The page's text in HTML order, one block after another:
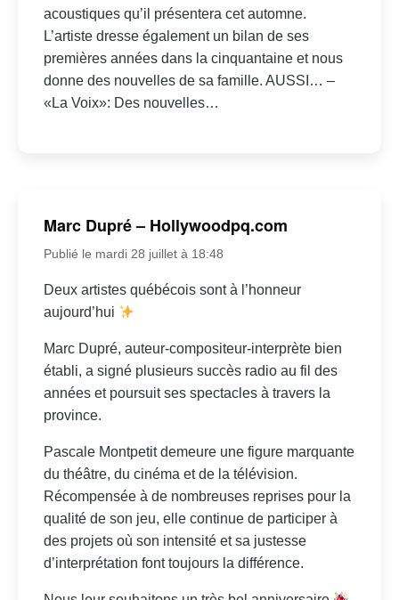
acoustiques qu’il présentera cet automne.
L’artiste dresse également un bilan de ses
premières années dans la cinquantaine et nous
donne des nouvelles de sa famille. AUSSI… –
«La Voix»: Des nouvelles…
Marc Dupré – Hollywoodpq.com
Publié le mardi 28 juillet à 18:48
Deux artistes québécois sont à l’honneur
aujourd’hui
Marc Dupré, auteur-compositeur-interprète bien
établi, a signé plusieurs succès radio au fil des
années et poursuit ses spectacles à travers la
province.
Pascale Montpetit demeure une figure marquante
du théâtre, du cinéma et de la télévision.
Récompensée à de nombreuses reprises pour la
qualité de son jeu, elle continue de participer à
des projets où son intensité et sa justesse
d’interprétation font toujours la différence.